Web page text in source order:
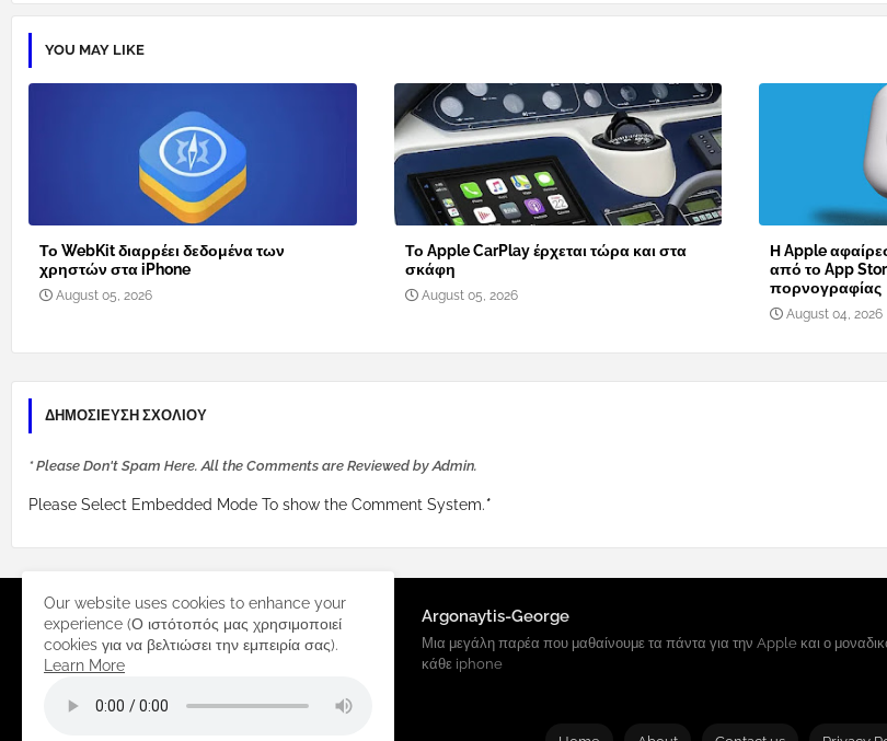
YOU MAY LIKE
Το WebKit διαρρέει δεδομένα των
χρηστών στα iPhone
August 05, 2026
Το Apple CarPlay έρχεται τώρα και στα
σκάφη
August 05, 2026
Η Apple
από το App
πορνογραφίας
August 04, 2026
ΔΗΜΟΣΊΕΥΣΗ ΣΧΟΛΊΟΥ
* Please Don't Spam Here. All the Comments are Reviewed by Admin.
Please Select Embedded Mode To show the Comment System.*
Argonaytis-George
Μια μεγάλη παρέα που μαθαίνουμε τα πάντα για την Apple και ο
κάθε iphone
Our website uses cookies to enhance your
experience (Ο ιστότοπός μας χρησιμοποιεί
cookies για να βελτιώσει την εμπειρία σας).
Learn More